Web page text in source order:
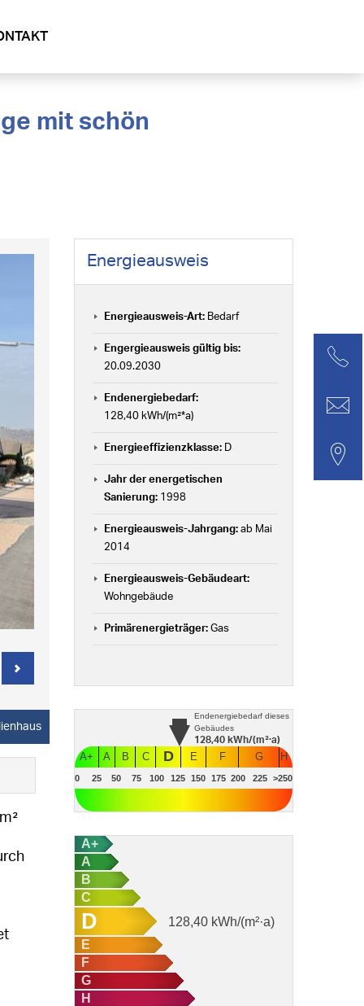
Energieausweis
Energieausweis-Art: Bedarf
Engergieausweis gültig bis:
20.09.2030
Endenergiebedarf:
128,40 kWh/(m²*a)
Energieeffizienzklasse: D
Jahr der energetischen
Sanierung: 1998
Energieausweis-Jahrgang: ab Mai
2014
Energieausweis-Gebäudeart:
Wohngebäude
Primärenergieträger: Gas
Endenergiebedarf dieses
Gebäudes
128,40 kWh/(m²·a)
A+ A B C D E F G H
0 25 50 75 100 125 150 175 200 225 >250
A+
A
B
C
D 128,40 kWh/(m²·a)
E
F
G
H